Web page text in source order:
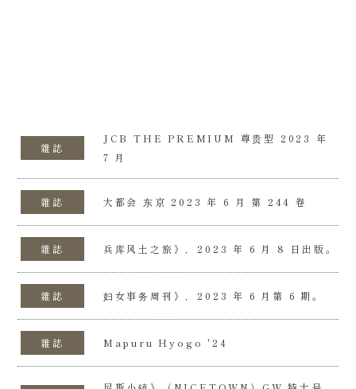
雜誌
JCB THE PREMIUM 尊贵型 2023 年
7 月
雜誌 大都会 东京 2023 年 6 月 第 244 卷
雜誌 兵库风土之旅》，2023 年 6 月 8 日出版。
雜誌 妇女事务周刊》，2023 年 6 月第 6 期。
雜誌 Mapuru Hyogo '24